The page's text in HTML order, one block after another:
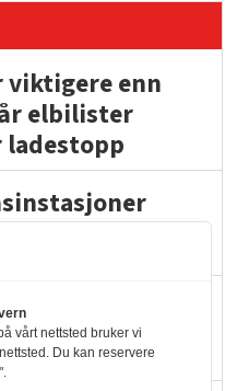
viktigere enn
elbilister
ladestopp
ned hver måned
kylling og 98
vårt nettsted bruker vi
Du kan reservere